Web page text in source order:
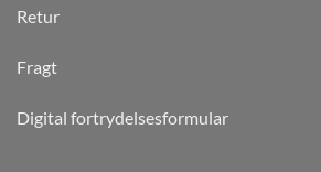
Retur
Fragt
Digital fortrydelsesformular